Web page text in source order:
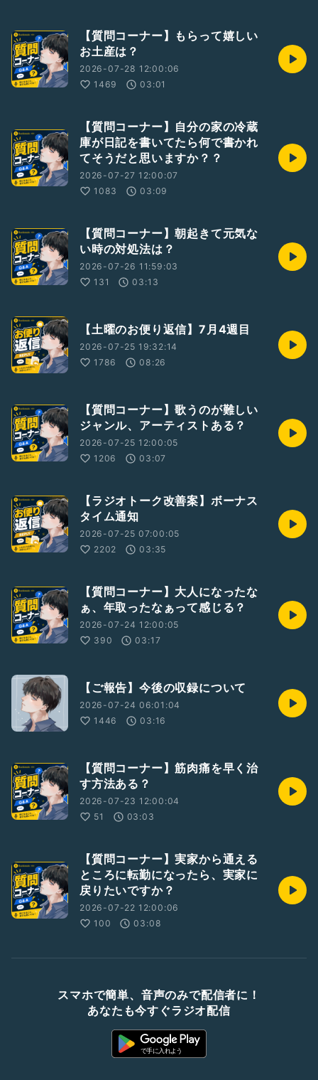
【質問コーナー】もらって嬉しい
お土産は？
2026-07-28 12:00:06
1469
03:01
【質問コーナー】自分の家の冷蔵
庫が日記を書いてたら何で書かれ
てそうだと思いますか？？
2026-07-27 12:00:07
1083
03:09
【質問コーナー】朝起きて元気な
い時の対処法は？
2026-07-26 11:59:03
131
03:13
【土曜のお便り返信】7月4週目
2026-07-25 19:32:14
1786
08:26
【質問コーナー】歌うのが難しい
ジャンル、アーティストある？
2026-07-25 12:00:05
1206
03:07
【ラジオトーク改善案】ボーナス
タイム通知
2026-07-25 07:00:05
2202
03:35
【質問コーナー】大人になったな
ぁ、年取ったなぁって感じる？
2026-07-24 12:00:05
390
03:17
【ご報告】今後の収録について
2026-07-24 06:01:04
1446
03:16
【質問コーナー】筋肉痛を早く治
す方法ある？
2026-07-23 12:00:04
51
03:03
【質問コーナー】実家から通える
ところに転勤になったら、実家に
戻りたいですか？
2026-07-22 12:00:06
100
03:08
スマホで簡単、音声のみで配信者に！
あなたも今すぐラジオ配信